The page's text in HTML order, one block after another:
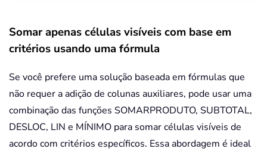
Somar apenas células visíveis com base em
critérios usando uma fórmula
Se você prefere uma solução baseada em fórmulas que
não requer a adição de colunas auxiliares, pode usar uma
combinação das funções SOMARPRODUTO, SUBTOTAL,
DESLOC, LIN e MÍNIMO para somar células visíveis de
acordo com critérios específicos. Essa abordagem é ideal